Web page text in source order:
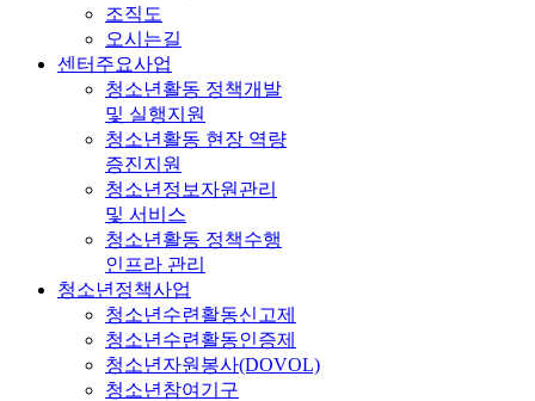
조직도
오시는길
센터주요사업
청소년활동 정책개발
및 실행지원
청소년활동 현장 역량
증진지원
청소년정보자원관리
및 서비스
청소년활동 정책수행
인프라 관리
청소년정책사업
청소년수련활동신고제
청소년수련활동인증제
청소년자원봉사(DOVOL)
청소년참여기구